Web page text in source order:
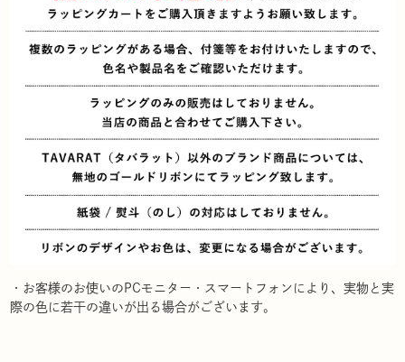
・お客様のお使いのPCモニター・スマートフォンにより、実物と実
際の色に若干の違いが出る場合がございます。